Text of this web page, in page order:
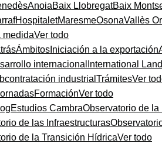
AnoiaBaix LlobregatBaix
HospitaletMaresmeOsonaVallès
medidaVer todo
Ámbitos Iniciación a la exportación
internacional International
industrial TrámitesVer
FormaciónVer todo
Estudios CambraObservatorio de la
de las Infraestructuras
de la Transición HídricaVer todo